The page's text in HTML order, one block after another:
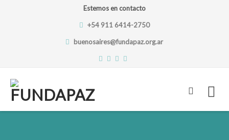
Estemos en contacto
+54 911 6414-2750
buenosaires@fundapaz.org.ar
Skip